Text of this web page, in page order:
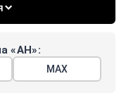
«АН»:
МАХ